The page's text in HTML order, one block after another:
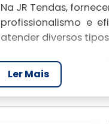
Na JR Tendas,
profissionalismo e
atender diversos
Tendas
personalizadas que
Ler Mais